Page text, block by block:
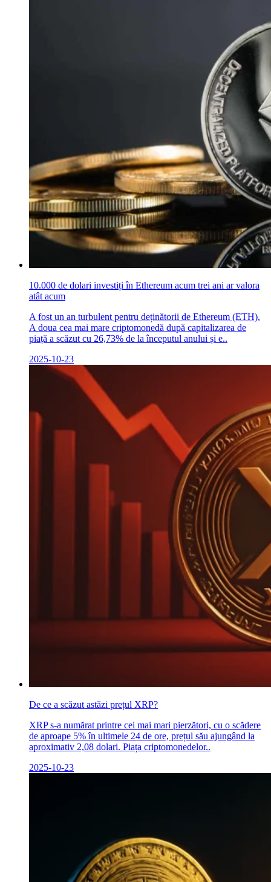
10.000 de dolari investiți în Ethereum acum trei ani ar valora
atât acum
A fost un an turbulent pentru deținătorii de Ethereum (ETH).
A doua cea mai mare criptomonedă după capitalizarea de
piață a scăzut cu 26,73% de la începutul anului și e..
2025-10-23
De ce a scăzut astăzi prețul XRP?
XRP s-a numărat printre cei mai mari pierzători, cu o scădere
de aproape 5% în ultimele 24 de ore, prețul său ajungând la
aproximativ 2,08 dolari. Piața criptomonedelor..
2025-10-23